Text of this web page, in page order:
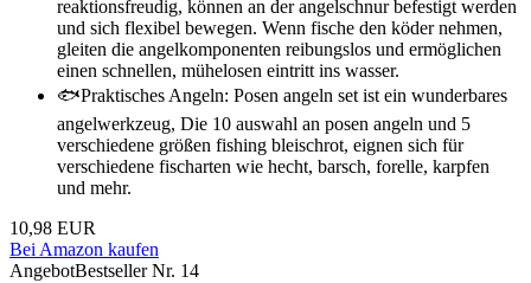
reaktionsfreudig, können an der angelschnur befestigt werden
und sich flexibel bewegen. Wenn fische den köder nehmen,
gleiten die angelkomponenten reibungslos und ermöglichen
einen schnellen, mühelosen eintritt ins wasser.
🐟Praktisches Angeln: Posen angeln set ist ein wunderbares
angelwerkzeug, Die 10 auswahl an posen angeln und 5
verschiedene größen fishing bleischrot, eignen sich für
verschiedene fischarten wie hecht, barsch, forelle, karpfen
und mehr.
10,98 EUR
Bei Amazon kaufen
AngebotBestseller Nr. 14